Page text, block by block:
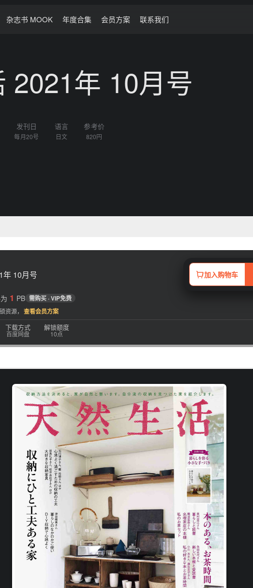
杂志书 MOOK 年度合集 会员方案 联系我们
2021年 10月号
发刊日
每月20号
语言
日文
参考价
820円
年 10月号 加入购物车
1 PB 需购买 · VIP免费
资源， 查看会员方案
下载方式
百度网盘
解锁额度
10点